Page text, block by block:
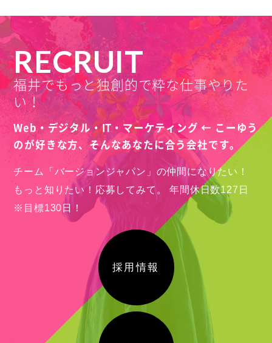
青山眼鏡株式会社様
福井県鯖江市
Webサイト制作
2026
写真撮影 英語
RECRUIT
福井でもっと独創的で粋な仕事やりた
い！
Web・デジタル・IT・マーケティング ← こーゆう
のが好きな方、そんなあなたに合う会社です。
チーム「バージョンジャパン」の仲間になりたい！
もっと知りたい！応募してみて。
年間休日数127日
※目標130日！
採用情報